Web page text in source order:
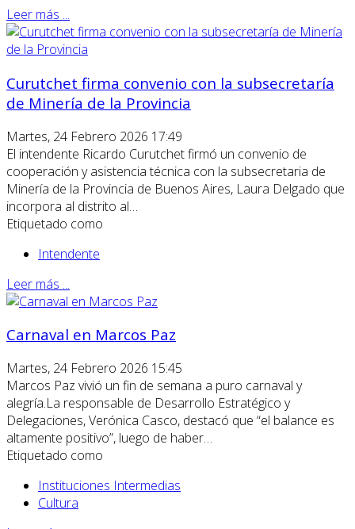
Leer más ...
Curutchet firma convenio con la subsecretaría
de Minería de la Provincia
Martes, 24 Febrero 2026 17:49
El intendente Ricardo Curutchet firmó un convenio de
cooperación y asistencia técnica con la subsecretaria de
Minería de la Provincia de Buenos Aires, Laura Delgado que
incorpora al distrito al…
Etiquetado como
Intendente
Leer más ...
Carnaval en Marcos Paz
Martes, 24 Febrero 2026 15:45
Marcos Paz vivió un fin de semana a puro carnaval y
alegría.La responsable de Desarrollo Estratégico y
Delegaciones, Verónica Casco, destacó que “el balance es
altamente positivo”, luego de haber…
Etiquetado como
Instituciones Intermedias
Cultura